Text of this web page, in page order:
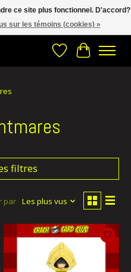
out!
Liste dePanier
filtres
par Les plus vus
ce site plus fonctionnel. D'accord?
sur les témoins (cookies) »